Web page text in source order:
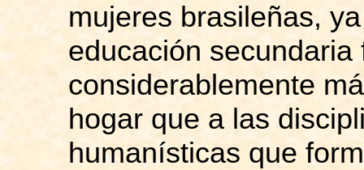
mujeres brasileñas,
educación
considerablemente
hogar que a las
humanísticas que